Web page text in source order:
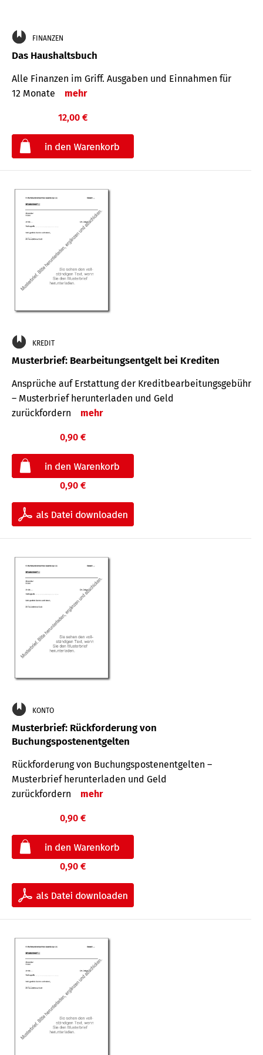
FINANZEN
Das Haushaltsbuch
Alle Finanzen im Griff. Aus­gaben und Ein­nahmen für
12 Monate
mehr
12,00 €
KREDIT
Musterbrief: Bearbeitungsentgelt bei Krediten
Ansprüche auf Erstattung der Kreditbearbeitungsgebühr
– Musterbrief herunterladen und Geld
zurückfordern
mehr
0,90 €
0,90 €
KONTO
Musterbrief: Rückforderung von
Buchungspostenentgelten
Rückforderung von Buchungspostenentgelten –
Musterbrief herunterladen und Geld
zurückfordern
mehr
0,90 €
0,90 €